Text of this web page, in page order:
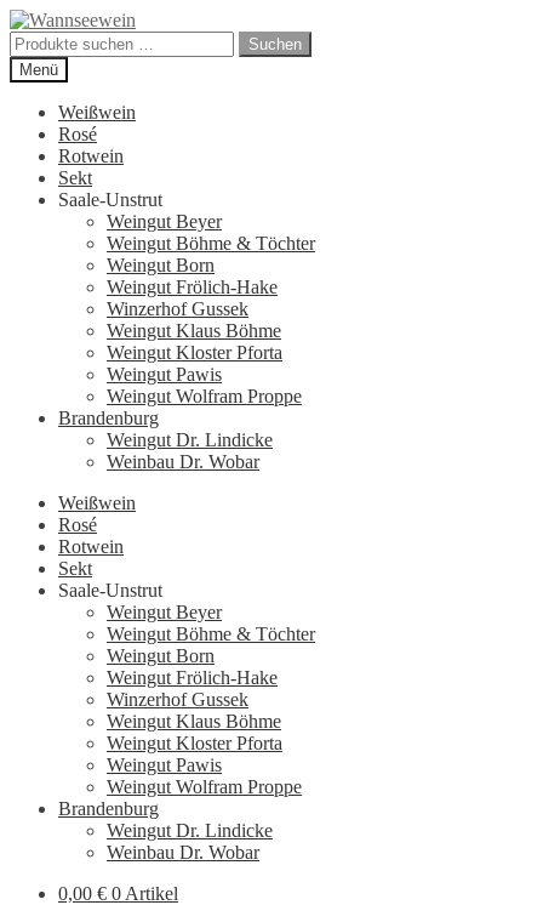
Zur
Navigation
springen
Zum
Inhalt
springen
Suchen
nach:
Suchen
Menü
Weißwein
Rosé
Rotwein
Sekt
Saale-Unstrut
Weingut Beyer
Weingut Böhme & Töchter
Weingut Born
Weingut Frölich-Hake
Winzerhof Gussek
Weingut Klaus Böhme
Weingut Kloster Pforta
Weingut Pawis
Weingut Wolfram Proppe
Brandenburg
Weingut Dr. Lindicke
Weinbau Dr. Wobar
Weißwein
Rosé
Rotwein
Sekt
Saale-Unstrut
Weingut Beyer
Weingut Böhme & Töchter
Weingut Born
Weingut Frölich-Hake
Winzerhof Gussek
Weingut Klaus Böhme
Weingut Kloster Pforta
Weingut Pawis
Weingut Wolfram Proppe
Brandenburg
Weingut Dr. Lindicke
Weinbau Dr. Wobar
0,00 € 0 Artikel